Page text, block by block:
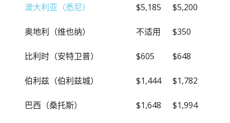
澳大利亚（悉尼） $5,185 $5,200
奥地利（维也纳） 不适用 $350
比利时（安特卫普） $605 $648
伯利兹（伯利兹城） $1,444 $1,782
巴西（桑托斯） $1,648 $1,994